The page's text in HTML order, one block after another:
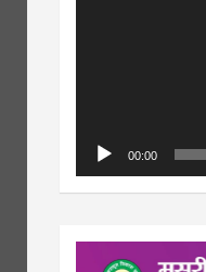
00:00